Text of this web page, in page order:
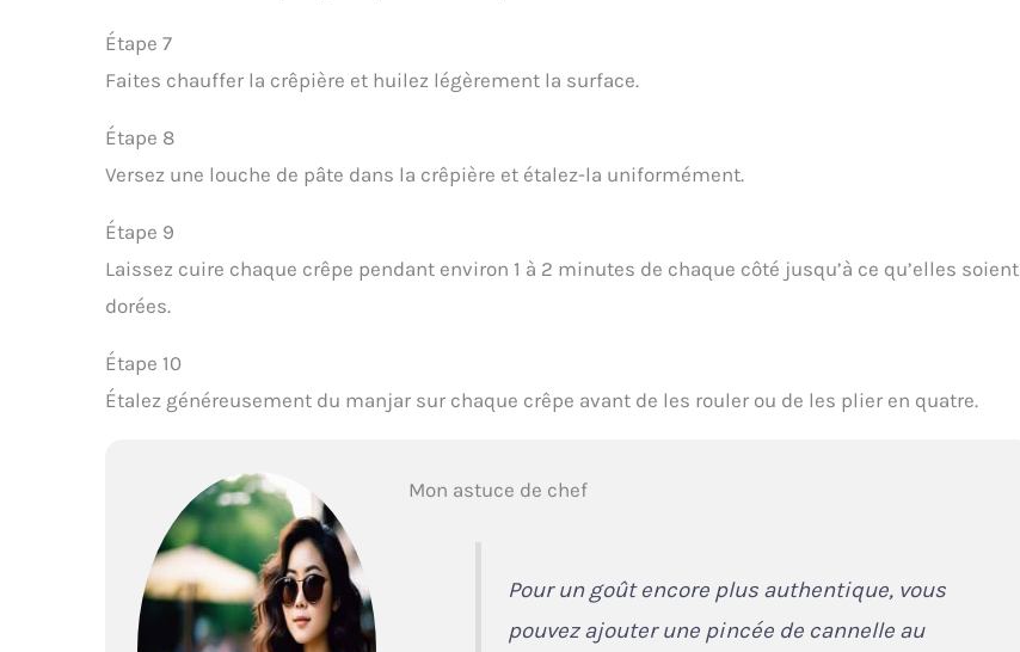
Étape 7
Faites chauffer la crêpière et huilez légèrement la surface.
Étape 8
Versez une louche de pâte dans la crêpière et étalez-la uniformément.
Étape 9
Laissez cuire chaque crêpe pendant environ 1 à 2 minutes de chaque côté jusqu’à ce qu’elles soient
dorées.
Étape 10
Étalez généreusement du manjar sur chaque crêpe avant de les rouler ou de les plier en quatre.
Mon astuce de chef
Pour un goût encore plus authentique, vous
pouvez ajouter une pincée de cannelle au